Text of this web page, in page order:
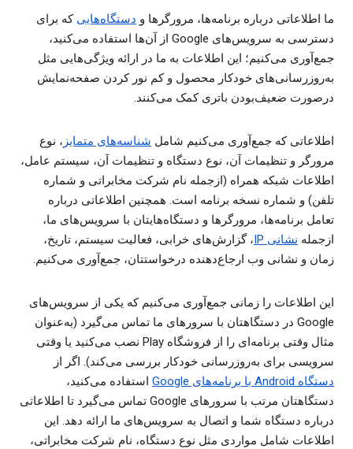
ما اطلاعاتی درباره برنامه‌ها، مرورگرها و دستگاه‌هایی که برای
دسترسی به سرویس‌های Google از آن‌ها استفاده می‌کنید،
جمع‌آوری می‌کنیم؛ این اطلاعات به ما در ارائه ویژگی‌هایی مثل
به‌روزرسانی‌های خودکار محصول و کم ‌نور کردن صفحه‌‌نمایش
درصورت ضعیف‌بودن باتری کمک می‌کنند.
اطلاعاتی که جمع‌آوری می‌کنیم شامل شناسه‌های متمایز ، نوع
مرورگر و تنظیمات آن، نوع دستگاه و تنظیمات آن، سیستم عامل،
اطلاعات شبکه همراه (ازجمله نام شرکت مخابراتی و شماره
تلفن) و شماره نسخه برنامه است. همچنین اطلاعاتی درباره
تعامل برنامه‌ها، مرورگرها و دستگاه‌هایتان با سرویس‌های ما،
ازجمله نشانی IP
، گزارش‌های خرابی، فعالیت سیستم، تاریخ،
زمان و نشانی وب ارجاع‌دهنده درخواستتان، جمع‌آوری می‌کنیم.
این اطلاعات را زمانی جمع‌آوری می‌کنیم که یکی از سرویس‌های
Google در دستگاهتان با سرورهای ما تماس می‌گیرد (به‌عنوان
مثال وقتی برنامه‌ای را از فروشگاه Play نصب می‌کنید یا وقتی
سرویسی برای به‌روزرسانی خودکار بررسی می‌کند). اگر از
دستگاه Android با برنامه‌های Google
استفاده می‌کنید،
دستگاهتان مرتب با سرورهای Google تماس می‌گیرد تا اطلاعاتی
درباره دستگاه شما و اتصال به سرویس‌های ما ارائه دهد. این
اطلاعات شامل مواردی مثل نوع دستگاه، نام شرکت مخابراتی،